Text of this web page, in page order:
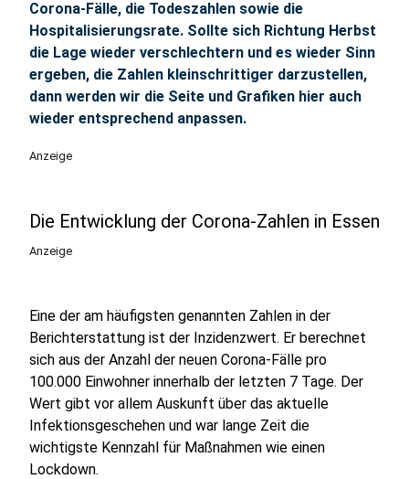
Corona-Fälle, die Todeszahlen sowie die
Hospitalisierungsrate. Sollte sich Richtung Herbst
die Lage wieder verschlechtern und es wieder Sinn
ergeben, die Zahlen kleinschrittiger darzustellen,
dann werden wir die Seite und Grafiken hier auch
wieder entsprechend anpassen.
Anzeige
Die Entwicklung der Corona-Zahlen in Essen
Anzeige
Eine der am häufigsten genannten Zahlen in der
Berichterstattung ist der Inzidenzwert. Er berechnet
sich aus der Anzahl der neuen Corona-Fälle pro
100.000 Einwohner innerhalb der letzten 7 Tage. Der
Wert gibt vor allem Auskunft über das aktuelle
Infektionsgeschehen und war lange Zeit die
wichtigste Kennzahl für Maßnahmen wie einen
Lockdown.